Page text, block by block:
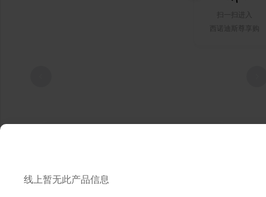
扫一扫进入
西诺迪斯尊享购
线上暂无此产品信息